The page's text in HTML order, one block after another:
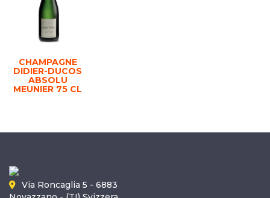
CHAMPAGNE
DIDIER-DUCOS
ABSOLU
MEUNIER 75 CL
Via Roncaglia 5 - 6883